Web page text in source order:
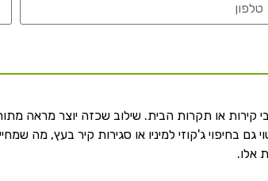
או תקרות הבית. שילוב שכזה יוצר מראה
גם בחיפוי ג'קוזי למיניו או סגירות קיר בעץ,
אלו.